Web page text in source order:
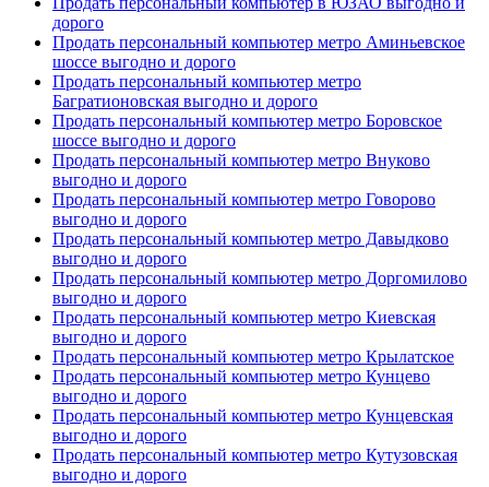
дорого
Продать персональный компьютер метро Аминьевское
шоссе выгодно и дорого
Продать персональный компьютер метро
Багратионовская выгодно и дорого
Продать персональный компьютер метро Боровское
шоссе выгодно и дорого
Продать персональный компьютер метро Внуково
выгодно и дорого
Продать персональный компьютер метро Говорово
выгодно и дорого
Продать персональный компьютер метро Давыдково
выгодно и дорого
Продать персональный компьютер метро Доргомилово
выгодно и дорого
Продать персональный компьютер метро Киевская
выгодно и дорого
Продать персональный компьютер метро Крылатское
Продать персональный компьютер метро Кунцево
выгодно и дорого
Продать персональный компьютер метро Кунцевская
выгодно и дорого
Продать персональный компьютер метро Кутузовская
выгодно и дорого